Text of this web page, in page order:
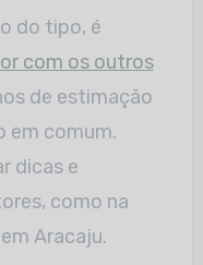
do tipo, é
com os outros
de estimação
em comum.
dicas e
como na
Aracaju.